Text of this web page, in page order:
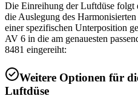
Die Einreihung der Luftdüse
die Auslegung des
einer spezifischen Unterposition
AV 6 in die am genauesten
8481 eingereiht:
Weitere Optionen für
Luftdüse